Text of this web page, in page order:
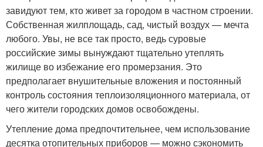
завидуют тем, кто живет за городом в частном строении.
Собственная жилплощадь, сад, чистый воздух — мечта
любого. Увы, не все так просто, ведь суровые
российские зимы вынуждают тщательно утеплять
жилище во избежание его промерзания. Это
предполагает внушительные вложения и постоянный
контроль состояния теплоизоляционного материала, от
чего жители городских домов освобождены.
Утепление дома предпочтительнее, чем использование
десятка отопительных приборов — можно сэкономить